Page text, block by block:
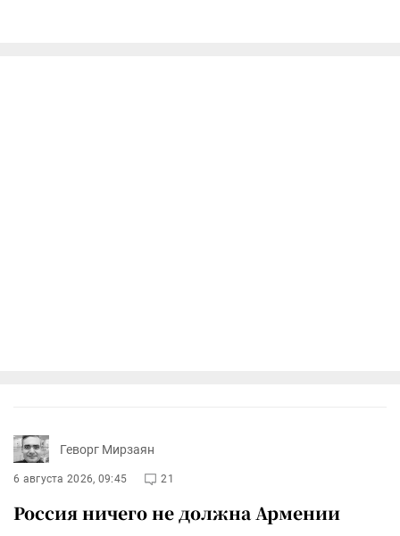
Геворг Мирзаян
6 августа 2026, 09:45 21
Россия ничего не должна Армении